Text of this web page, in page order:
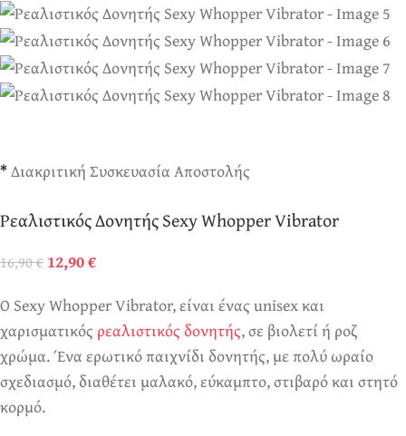
*Διακριτική Συσκευασία Αποστολής
Ρεαλιστικός Δονητής Sexy Whopper Vibrator
16,90€ 12,90€
Ο Sexy Whopper Vibrator, είναι ένας unisex και
χαρισματικόςρεαλιστικός δονητής, σε βιολετί ή ροζ
χρώμα. Ένα ερωτικό παιχνίδι δονητής, με πολύ ωραίο
σχεδιασμό, διαθέτει μαλακό, εύκαμπτο, στιβαρό και στητό
κορμό.